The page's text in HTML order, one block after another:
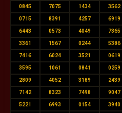
0845 7075 1434 3562
0715 8391 4257 6919
6443 0573 4049 7365
3361 1567 0244 5386
7416 6024 3521 0619
3595 1061 0841 0259
2809 4052 3189 2439
7142 8323 7498 9047
5221 6993 0154 3940